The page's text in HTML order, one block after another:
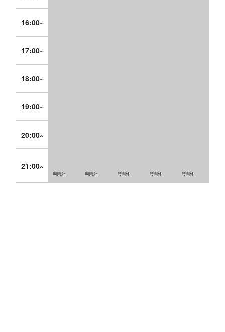
16:00~
17:00~
18:00~
19:00~
20:00~
21:00~
時間外 時間外 時間外 時間外 時間外